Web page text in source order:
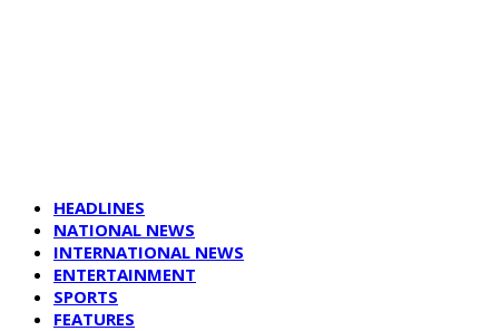
HEADLINES
NATIONAL NEWS
INTERNATIONAL NEWS
ENTERTAINMENT
SPORTS
FEATURES